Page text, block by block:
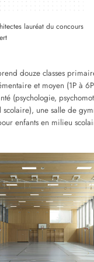
lauréat du concours
douze classes
et moyen (1P à
(psychologie,
scolaire), une salle de
enfants en milieu